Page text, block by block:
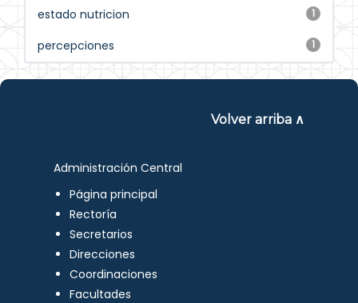
1
estado nutricion
1
percepciones
Volver arriba ∧
Administración Central
Página principal
Rectoría
Secretarios
Direcciones
Coordinaciones
Facultades